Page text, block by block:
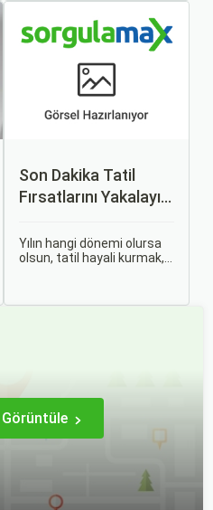
fırsatları giriyor.
Son Dakika Tatil
Fırsatlarını Yakalayın:
İpuçları
Yılın hangi dönemi olursa
olsun, tatil hayali kurmak,